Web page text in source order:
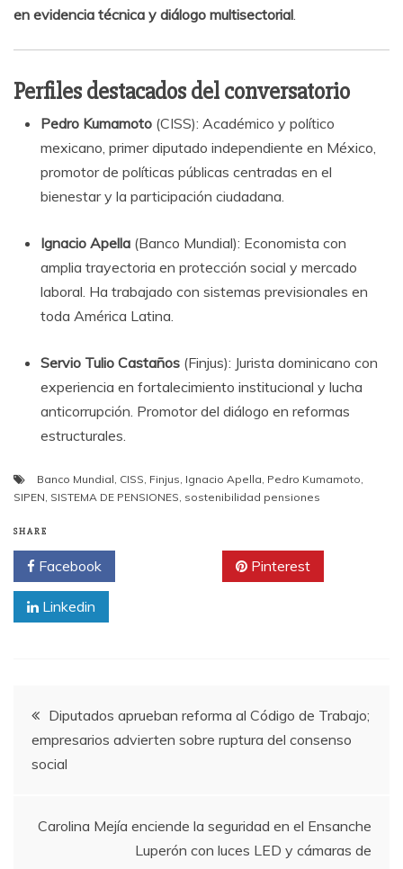
en evidencia técnica y diálogo multisectorial
Perfiles destacados del conversatorio
Pedro Kumamoto (CISS): Académico y político
mexicano, primer diputado independiente en México,
promotor de políticas públicas centradas en el
bienestar y la participación ciudadana.
Ignacio Apella (Banco Mundial): Economista con
amplia trayectoria en protección social y mercado
laboral. Ha trabajado con sistemas previsionales en
toda América Latina.
Servio Tulio Castaños (Finjus): Jurista dominicano con
experiencia en fortalecimiento institucional y lucha
anticorrupción. Promotor del diálogo en reformas
estructurales.
Banco Mundial CISS Finjus Ignacio Apella Pedro Kumamoto
SIPEN SISTEMA DE PENSIONES sostenibilidad pensiones
SHARE
Facebook Pinterest
Linkedin
Navegación
de
Diputados aprueban reforma al Código de Trabajo;
empresarios advierten sobre ruptura del consenso
social
Carolina Mejía enciende la seguridad en el Ensanche
Luperón con luces LED y cámaras de